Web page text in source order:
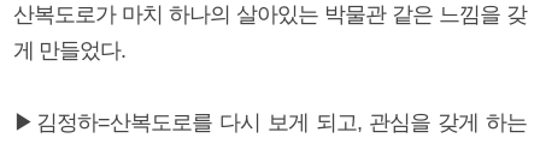
산복도로가 마치 하나의 살아있는 박물관 같은 느낌을 갖
게 만들었다.
▶김정하=산복도로를 다시 보게 되고, 관심을 갖게 하는